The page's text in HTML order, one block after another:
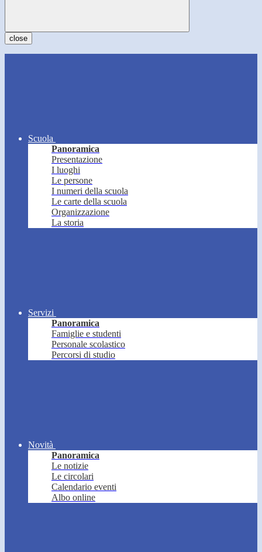
close
Scuola
Panoramica
Presentazione
I luoghi
Le persone
I numeri della scuola
Le carte della scuola
Organizzazione
La storia
Servizi
Panoramica
Famiglie e studenti
Personale scolastico
Percorsi di studio
Novità
Panoramica
Le notizie
Le circolari
Calendario eventi
Albo online